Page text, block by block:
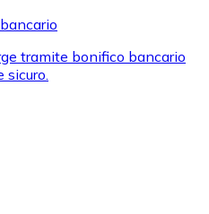
per acquistare
marchi preferiti con
tramite bonifico bancario